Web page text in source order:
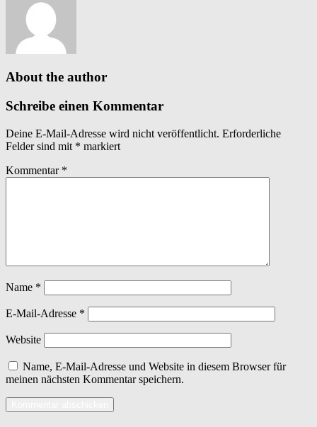
About the author
Schreibe einen Kommentar
Deine E-Mail-Adresse wird nicht veröffentlicht. Erforderliche
Felder sind mit * markiert
Kommentar *
Name *
E-Mail-Adresse *
Website
Name, E-Mail-Adresse und Website in diesem Browser für
meinen nächsten Kommentar speichern.